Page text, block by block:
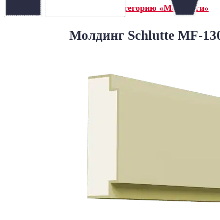
← Назад в категорию «Молдинги»
Молдинг Schlutte MF-